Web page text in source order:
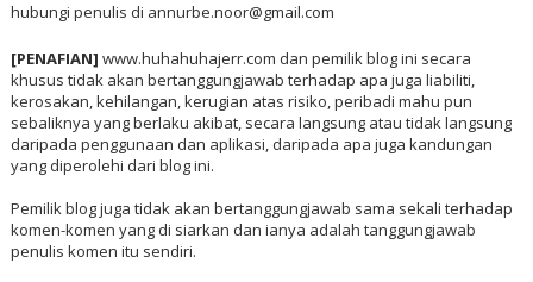
hubungi penulis di annurbe.noor@gmail.com
[PENAFIAN] www.huhahuhajerr.com dan pemilik blog ini secara
khusus tidak akan bertanggungjawab terhadap apa juga liabiliti,
kerosakan, kehilangan, kerugian atas risiko, peribadi mahu pun
sebaliknya yang berlaku akibat, secara langsung atau tidak langsung
daripada penggunaan dan aplikasi, daripada apa juga kandungan
yang diperolehi dari blog ini.
Pemilik blog juga tidak akan bertanggungjawab sama sekali terhadap
komen-komen yang di siarkan dan ianya adalah tanggungjawab
penulis komen itu sendiri.